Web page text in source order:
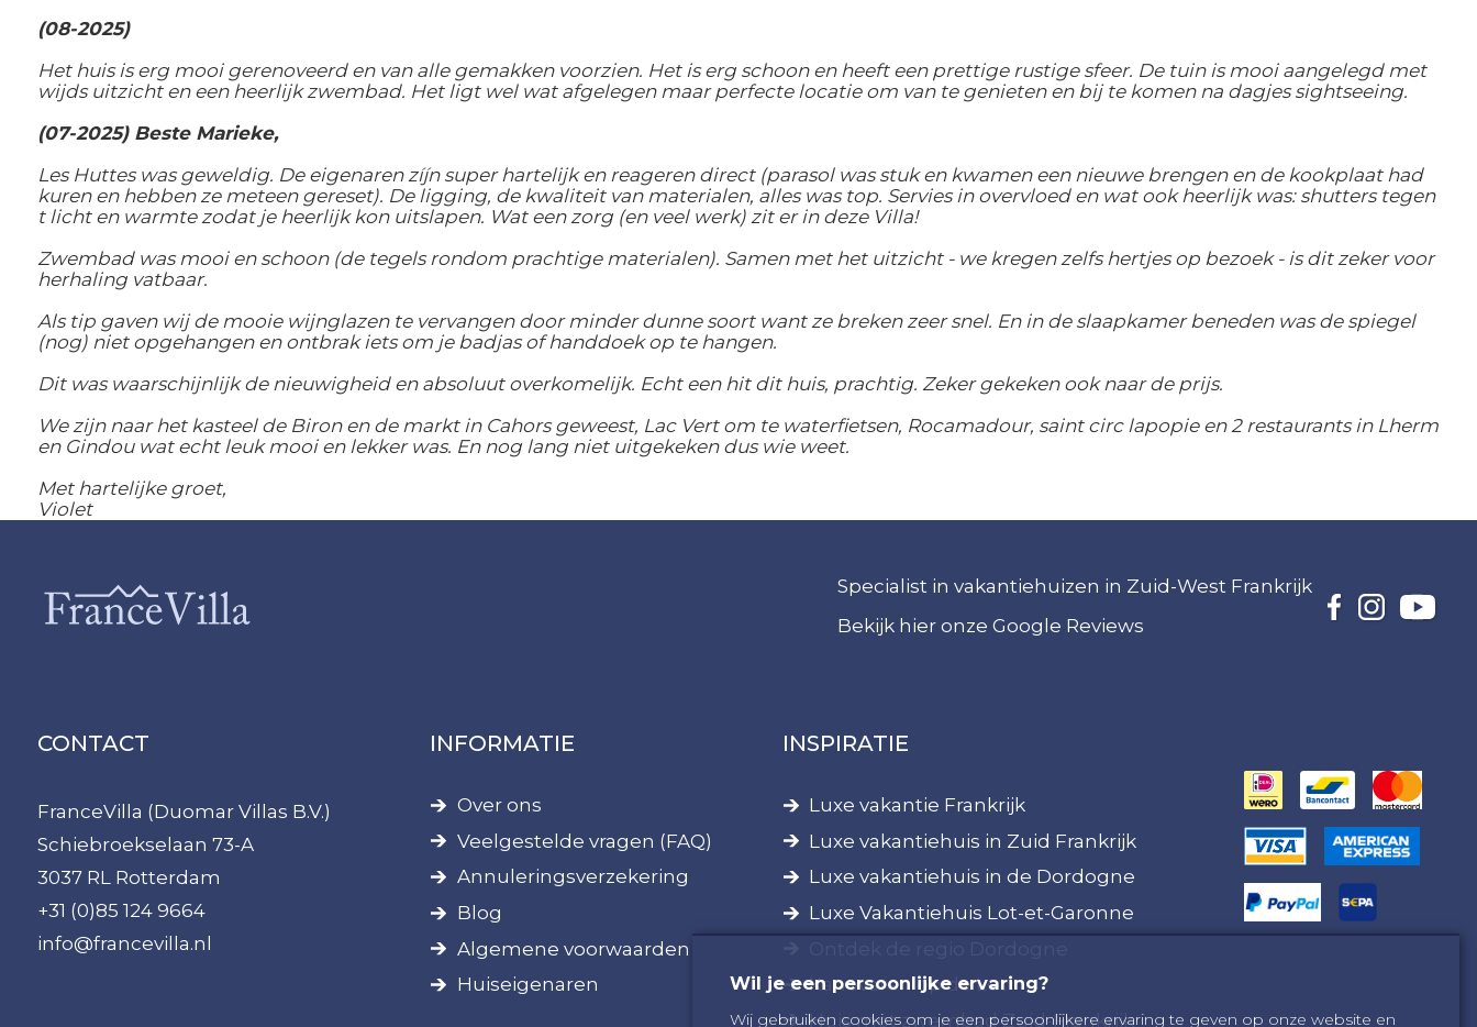
(08-2025)
Het huis is erg mooi gerenoveerd en van alle gemakken voorzien. Het is erg schoon en heeft een prettige rustige sfeer. De tuin is mooi aangelegd met
wijds uitzicht en een heerlijk zwembad. Het ligt wel wat afgelegen maar perfecte locatie om van te genieten en bij te komen na dagjes sightseeing.
(07-2025) Beste Marieke,
Les Huttes was geweldig. De eigenaren zíjn super hartelijk en reageren direct (parasol was stuk en kwamen een nieuwe brengen en de kookplaat had
kuren en hebben ze meteen gereset). De ligging, de kwaliteit van materialen, alles was top. Servies in overvloed en wat ook heerlijk was: shutters tegen
t licht en warmte zodat je heerlijk kon uitslapen. Wat een zorg (en veel werk) zit er in deze Villa!
Zwembad was mooi en schoon (de tegels rondom prachtige materialen). Samen met het uitzicht - we kregen zelfs hertjes op bezoek - is dit zeker voor
herhaling vatbaar.
Als tip gaven wij de mooie wijnglazen te vervangen door minder dunne soort want ze breken zeer snel. En in de slaapkamer beneden was de spiegel
(nog) niet opgehangen en ontbrak iets om je badjas of handdoek op te hangen.
Dit was waarschijnlijk de nieuwigheid en absoluut overkomelijk. Echt een hit dit huis, prachtig. Zeker gekeken ook naar de prijs.
We zijn naar het kasteel de Biron en de markt in Cahors geweest, Lac Vert om te waterfietsen, Rocamadour, saint circ lapopie en 2 restaurants in Lherm
en Gindou wat echt leuk mooi en lekker was. En nog lang niet uitgekeken dus wie weet.
Met hartelijke groet,
Violet
Specialist in vakantiehuizen in Zuid-West Frankrijk
Bekijk hier onze Google Reviews
CONTACT
FranceVilla (Duomar Villas B.V.)
Schiebroekselaan 73-A
3037 RL Rotterdam
+31 (0)85 124 9664
info@francevilla.nl
INFORMATIE
Over ons
Veelgestelde vragen (FAQ)
Annuleringsverzekering
Blog
Algemene voorwaarden
Huiseigenaren
INSPIRATIE
Luxe vakantie Frankrijk
Luxe vakantiehuis in Zuid Frankrijk
Luxe vakantiehuis in de Dordogne
Luxe Vakantiehuis Lot-et-Garonne
Kanovaren op de Lot
Huis met zwembad Zuid-Frankrijk
Wil je een persoonlijke ervaring?
Wij gebruiken cookies om je een persoonlijkere ervaring te geven op onze website en